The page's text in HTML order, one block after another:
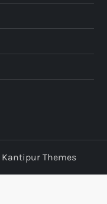
Kantipur Themes